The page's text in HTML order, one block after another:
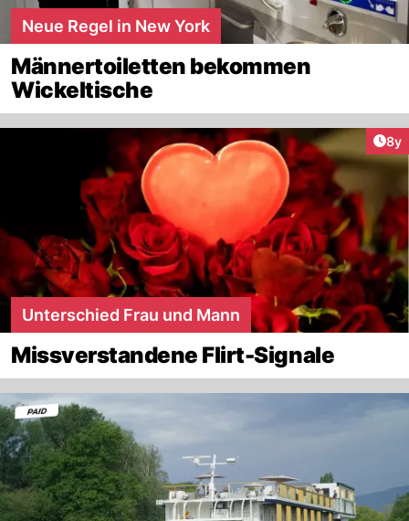
Neue Regel in New York
Männertoiletten bekommen
Wickeltische
8y
Unterschied Frau und Mann
Missverstandene Flirt-Signale